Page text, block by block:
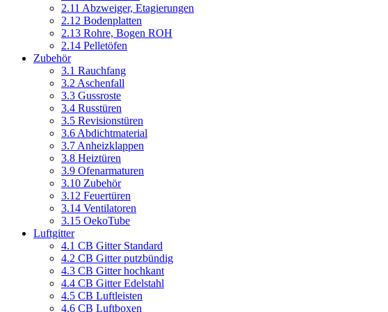
2.11 Abzweiger, Etagierungen
2.12 Bodenplatten
2.13 Rohre, Bogen ROH
2.14 Pelletöfen
Zubehör
3.1 Rauchfang
3.2 Aschenfall
3.3 Gussroste
3.4 Russtüren
3.5 Revisionstüren
3.6 Abdichtmaterial
3.7 Anheizklappen
3.8 Heiztüren
3.9 Ofenarmaturen
3.10 Zubehör
3.12 Feuertüren
3.14 Ventilatoren
3.15 OekoTube
Luftgitter
4.1 CB Gitter Standard
4.2 CB Gitter putzbündig
4.3 CB Gitter hochkant
4.4 CB Gitter Edelstahl
4.5 CB Luftleisten
4.6 CB Luftboxen